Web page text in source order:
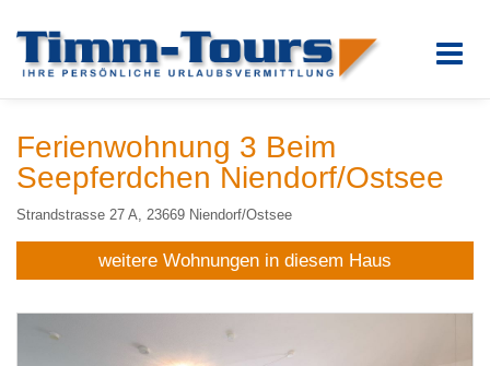
Ferienwohnung 3 Beim
Seepferdchen Niendorf/Ostsee
Strandstrasse 27 A, 23669 Niendorf/Ostsee
weitere Wohnungen in diesem Haus